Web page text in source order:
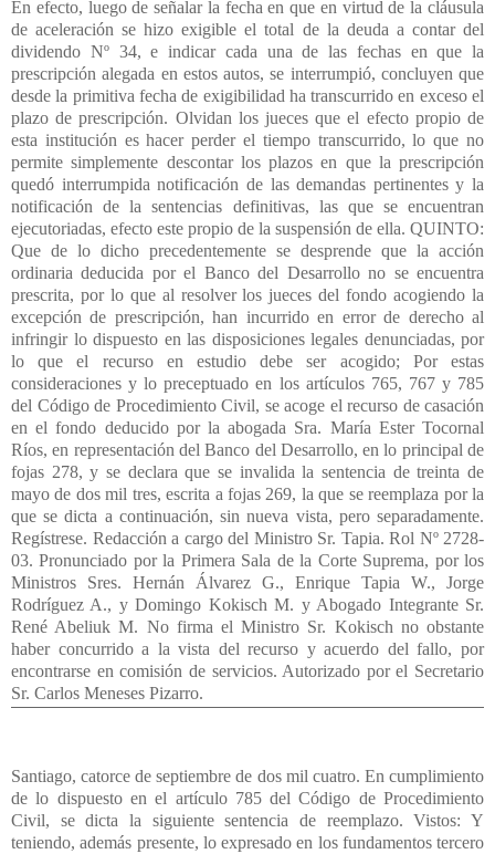
Santiago, catorce de septiembre de dos mil cuatro. En cumplimiento
de lo dispuesto en el artículo 785 del Código de Procedimiento
Civil, se dicta la siguiente sentencia de reemplazo. Vistos: Y
teniendo, además presente, lo expresado en los fundamentos tercero